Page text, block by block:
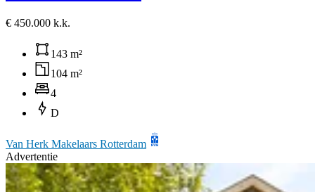
€ 450.000 k.k.
143 m²
104 m²
4
D
Van Herk Makelaars Rotterdam
Advertentie